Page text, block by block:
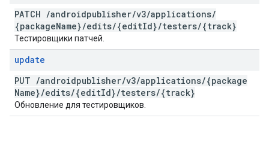
PATCH /androidpublisher/v3/applications/
{packageName}/edits/{editId}/testers/{track}
Тестировщики патчей.
update
PUT /androidpublisher/v3/applications/{package
Name}/edits/{editId}/testers/{track}
Обновление для тестировщиков.